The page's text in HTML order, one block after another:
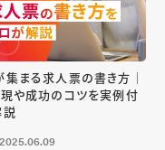
集まる求人票の書き方｜
や成功のコツを実例付
説
2025.06.09